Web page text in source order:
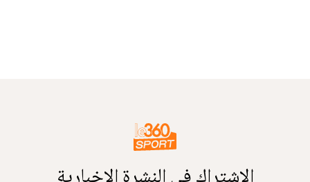
الاشتراك في النشرة الإخبارية